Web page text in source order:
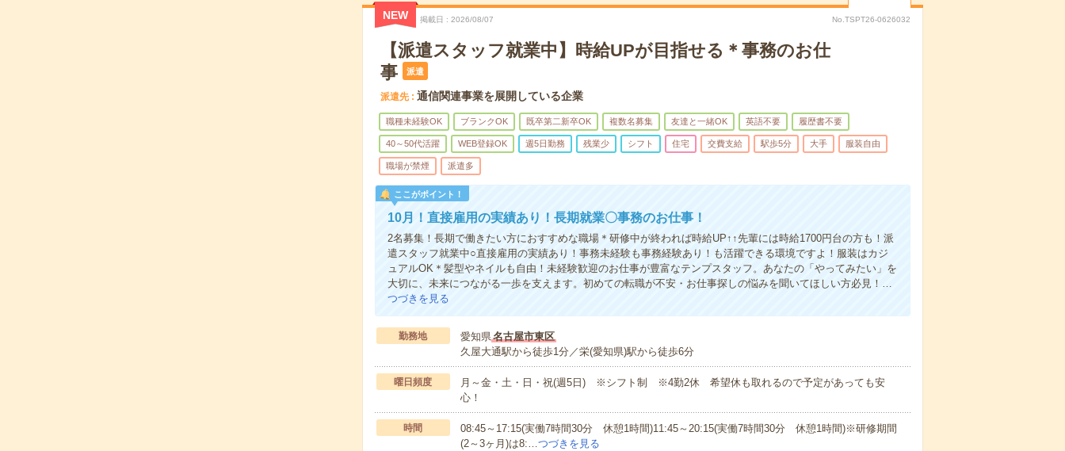
NEW 掲載日 2026/08/07 No.TSPT26-0626032
【派遣スタッフ就業中】時給UPが目指せる＊事務のお仕
事
派遣
派遣先 通信関連事業を展開している企業
職種未経験OK ブランクOK 既卒第二新卒OK 複数名募集 友達と一緒OK 英語不要 履歴書不要
40～50代活躍 WEB登録OK 週5日勤務 残業少 シフト 住宅 交費支給 駅歩5分 大手 服装自由
職場が禁煙 派遣多
ここがポイント！
10月！直接雇用の実績あり！長期就業〇事務のお仕事！
2名募集！長期で働きたい方におすすめな職場＊研修中が終われば時給UP↑↑先輩には時給1700円台の方も！派
遣スタッフ就業中○直接雇用の実績あり！事務未経験も事務経験あり！も活躍できる環境ですよ！服装はカジ
ュアルOK＊髪型やネイルも自由！未経験歓迎のお仕事が豊富なテンプスタッフ。あなたの「やってみたい」を
大切に、未来につながる一歩を支えます。初めての転職が不安・お仕事探しの悩みを聞いてほしい方必見！…
つづきを見る
勤務地 愛知県名古屋市東区
久屋大通駅から徒歩1分／栄(愛知県)駅から徒歩6分
曜日頻度
月～金・土・日・祝(週5日) ※シフト制 ※4勤2休 希望休も取れるので予定があっても安
心！
時間
08:45～17:15(実働7時間30分 休憩1時間)11:45～20:15(実働7時間30分 休憩1時間)※研修期間
(2～3ヶ月)は8:…つづきを見る